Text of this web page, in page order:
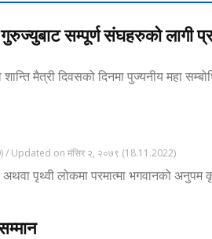
सम्पूर्ण संघहरुको लागी
मैत्री दिवसको दिनमा पुज्यनीय महा
/ Updated on मंसिर २, २०७९ (18.11.2022)
अथवा पृथ्वी लोकमा परमात्मा भगवानको